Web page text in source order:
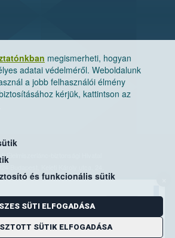
megismerheti, hogyan
adatai védelméről. Weboldalunk
a jobb felhasználói élmény
kérjük, kattintson az
és funkcionális sütik
SÜTI ELFOGADÁSA
SÜTIK ELFOGADÁSA
Élelmiszerlánc-biztonsági Hivatal
cím: 1525 Budapest. Pf. 30.
ugyfelszolgalat@nebih.gov.hu
Zöld szám: 06-80/263-244
Telefon: 06-1/ 336-9000